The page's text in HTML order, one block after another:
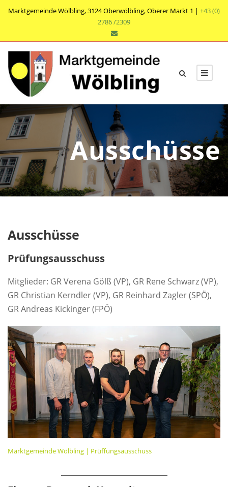
Marktgemeinde Wölbling, 3124 Oberwölbling, Oberer Markt 1 | +43 (0)
2786 /2309
Ausschüsse
Ausschüsse
Prüfungsausschuss
Mitglieder: GR Verena Gölß (VP), GR Rene Schwarz (VP),
GR Christian Kerndler (VP), GR Reinhard Zagler (SPÖ),
GR Andreas Kickinger (FPÖ)
Marktgemeinde Wölbling | Prüffungsausschuss